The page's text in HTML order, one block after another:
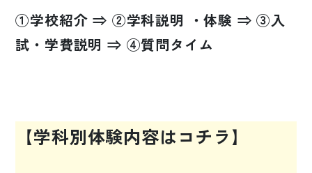
①学校紹介 ⇒ ②学科説明 ・体験 ⇒ ③入
試・学費説明 ⇒ ④質問タイム
【学科別体験内容はコチラ】